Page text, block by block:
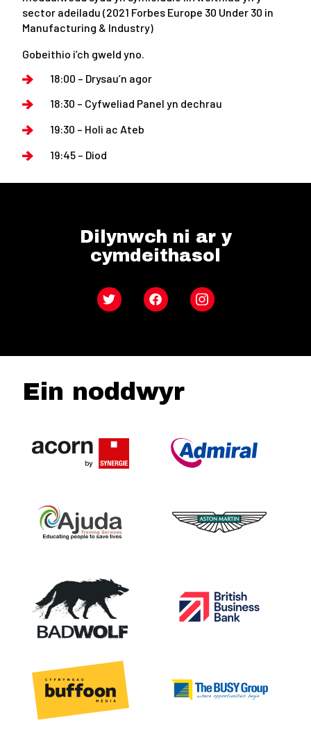
sector adeiladu (2021 Forbes Europe 30 Under 30 in
Manufacturing & Industry)
Gobeithio i’ch gweld yno.
18:00 – Drysau’n agor
18:30 – Cyfweliad Panel yn dechrau
19:30 – Holi ac Ateb
19:45 – Diod
Dilynwch ni ar y
cymdeithasol
Twitter FacebookInstagram
Ein noddwyr